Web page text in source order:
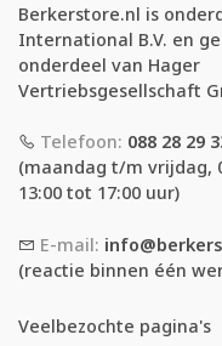
Berkerstore.nl is
International B.V. en
onderdeel van Hager
Vertriebsgesellschaft
Telefoon: 088 28 29
(maandag t/m vrijdag,
13:00 tot 17:00 uur)
E-mail:
(reactie binnen één
Veelbezochte pagina's